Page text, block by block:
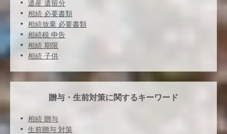
遺産 遺留分
相続 必要書類
相続放棄 必要書類
相続税 申告
相続 期限
相続 子供
贈与・生前対策に関するキーワード
相続 贈与
生前贈与 対策